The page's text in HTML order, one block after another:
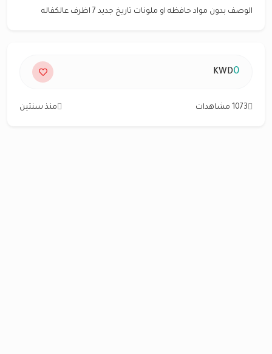
الوصف بدون مواد حافظه او ملونات تاريخ جديد 7 اظرف عالكفاله
0
KWD
1073 مشاهدات منذ سنتين